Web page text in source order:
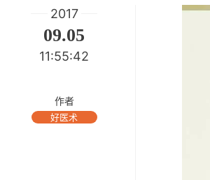
2017
09.05
11:55:42
作者
好医术